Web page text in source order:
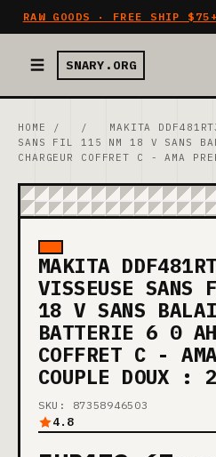
RAW GOODS · FREE SHIP
SNARY.ORG
HOME / /
MAKITA
SANS FIL 115 NM 18 V SANS
CHARGEUR COFFRET C - AMA
MAKITA
VISSEUSE SANS
18 V SANS
BATTERIE 6 0 AH
COFFRET C -
COUPLE DOUX :
SKU: 87358946503
4.8